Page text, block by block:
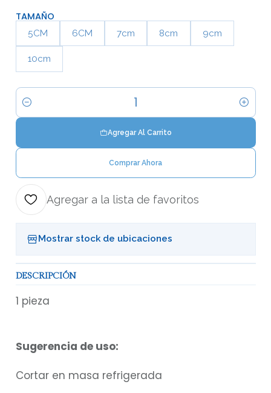
TAMAÑO
5CM 6CM 7cm 8cm 9cm
10cm
Cantidad
Agregar Al Carrito
Comprar Ahora
Agregar a la lista de favoritos
Mostrar stock de ubicaciones
DESCRIPCIÓN
1 pieza
Sugerencia de uso:
Cortar en masa refrigerada